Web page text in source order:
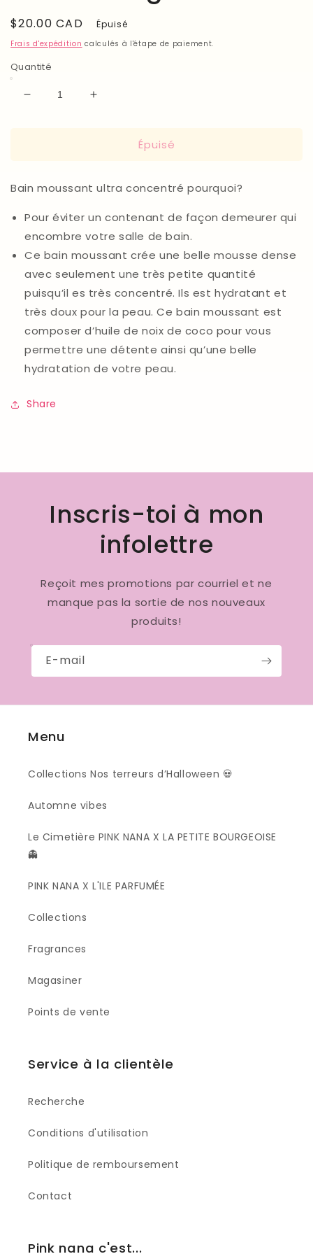
Prix
habituel
$20.00 CAD Épuisé
Frais d'expédition calculés à l'étape de paiement.
Quantité
Réduire
Guimauve
Augmenter
Guimauve
Épuisé
Bain moussant ultra concentré pourquoi?
Pour éviter un contenant de façon demeurer qui
encombre votre salle de bain.
Ce bain moussant crée une belle mousse dense
avec seulement une très petite quantité
puisqu’il es très concentré. Ils est hydratant et
très doux pour la peau. Ce bain moussant est
composer d’huile de noix de coco pour vous
permettre une détente ainsi qu’une belle
hydratation de votre peau.
Share
Inscris-toi à mon
infolettre
Reçoit mes promotions par courriel et ne
manque pas la sortie de nos nouveaux
produits!
E-mail
Menu
Collections Nos terreurs d’Halloween 💀
Automne vibes
Le Cimetière PINK NANA X LA PETITE BOURGEOISE
👻
PINK NANA X L'ILE PARFUMÉE
Collections
Fragrances
Magasiner
Points de vente
Service à la clientèle
Recherche
Conditions d'utilisation
Politique de remboursement
Contact
Pink nana c'est...